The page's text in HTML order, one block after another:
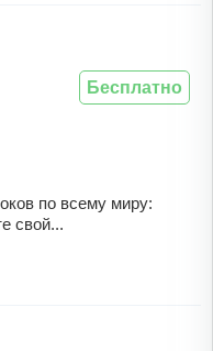
по всему миру:
свой...
Бесплатно